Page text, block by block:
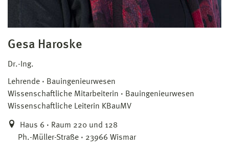
Gesa Haroske
Dr.-Ing.
Lehrende
Bauingenieurwesen
Wissenschaftliche Mitarbeiterin
Bauingenieurwesen
Wissenschaftliche Leiterin KBauMV
Haus 6 · Raum 220 und 128
Ph.-Müller-Straße · 23966 Wismar